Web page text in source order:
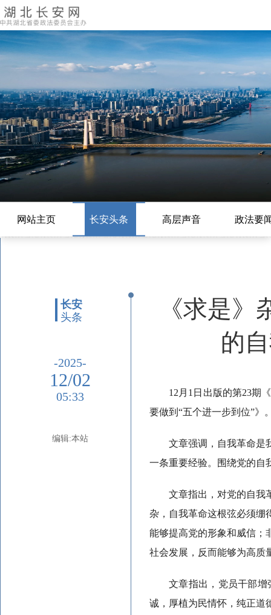
网站主页 长安头条 高层声音 政法要
长安
头条
-2025-
12/02
05:33
编辑:本站
《求是
的
12月1日出版的第23期
要做到“五个进一步到位”》
文章强调，自我革命是
一条重要经验。围绕党的自
文章指出，对党的自我
杂，自我革命这根弦必须绷
能够提高党的形象和威信；
社会发展，反而能够为高质
文章指出，党员干部
诚，厚植为民情怀，纯正道